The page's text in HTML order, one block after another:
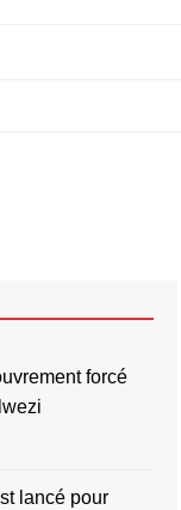
forcé
lancé pour